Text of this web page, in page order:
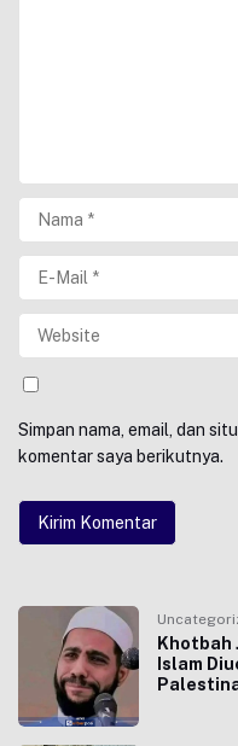
Simpan nama, email, dan
komentar saya berikutnya.
Khotbah
Islam